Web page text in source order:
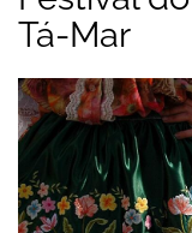
Tá-Mar